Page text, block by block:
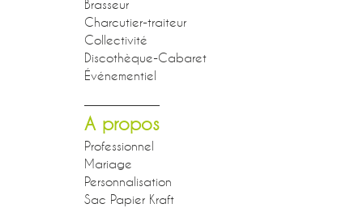
Brasseur
Charcutier-traiteur
Collectivité
Discothèque-Cabaret
Événementiel
A propos
Professionnel
Mariage
Personnalisation
Sac Papier Kraft